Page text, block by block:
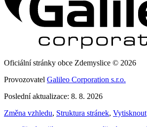
Oficiální stránky obce Zdemyslice © 2026
Provozovatel Galileo Corporation s.r.o.
Poslední aktualizace: 8. 8. 2026
Změna vzhledu, Struktura stránek, Vytisknout